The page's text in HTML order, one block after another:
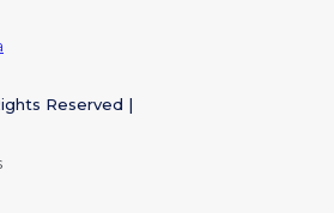
Reserved |